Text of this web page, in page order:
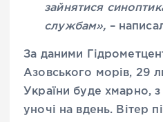
зайнятися
службам», –
За даними
Азовського морів, 29
України буде хмарно,
уночі на вдень. Вітер